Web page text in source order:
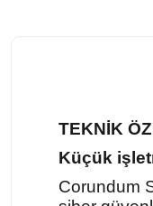
TEKNİK
Küçük
Corundum